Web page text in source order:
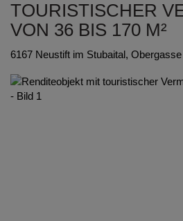
TOURISTISCHER
VON 36 BIS 170 M²
6167 Neustift im Stubaital,